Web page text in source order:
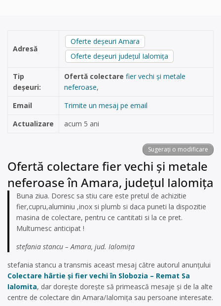
Adresă
Oferte deșeuri Amara
Oferte deșeuri județul Ialomița
Tip
deșeuri:
Ofertă colectare fier vechi și metale
neferoase,
Email
Trimite un mesaj pe email
Actualizare
acum 5 ani
Sugerați o modificare
Ofertă colectare fier vechi și metale
neferoase în Amara, județul Ialomița
Buna ziua. Doresc sa stiu care este pretul de achizitie
fier,cupru,aluminiu ,inox si plumb si daca puneti la dispozitie
masina de colectare, pentru ce cantitati si la ce pret.
Multumesc anticipat !
stefania stancu – Amara, jud. Ialomița
stefania stancu a transmis aceast mesaj către autorul anunțului
Colectare hârtie și fier vechi în Slobozia – Remat Sa
Ialomita, dar dorește dorește să primească mesaje și de la alte
centre de colectare din Amara/Ialomița sau persoane interesate.